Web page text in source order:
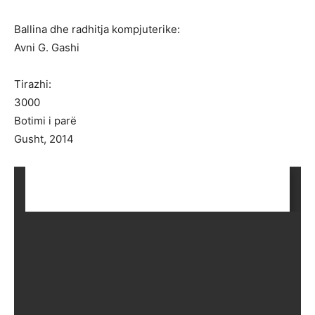
Ballina dhe radhitja kompjuterike:
Avni G. Gashi
Tirazhi:
3000
Botimi i parë
Gusht, 2014